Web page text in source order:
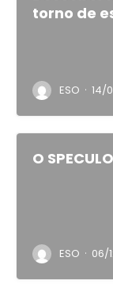
torno de
ESO · 14/
O
ESO · 06/